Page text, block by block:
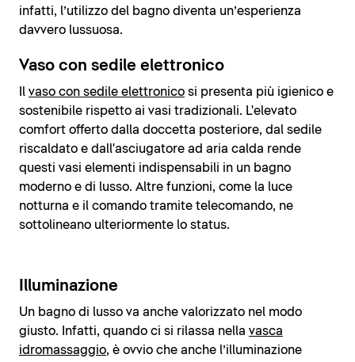
infatti, l’utilizzo del bagno diventa un’esperienza
davvero lussuosa.
Vaso con sedile elettronico
Il vaso con sedile elettronico si presenta più igienico e
sostenibile rispetto ai vasi tradizionali. L'elevato
comfort offerto dalla doccetta posteriore, dal sedile
riscaldato e dall'asciugatore ad aria calda rende
questi vasi elementi indispensabili in un bagno
moderno e di lusso. Altre funzioni, come la luce
notturna e il comando tramite telecomando, ne
sottolineano ulteriormente lo status.
Illuminazione
Un bagno di lusso va anche valorizzato nel modo
giusto. Infatti, quando ci si rilassa nella vasca
idromassaggio, è ovvio che anche l’illuminazione